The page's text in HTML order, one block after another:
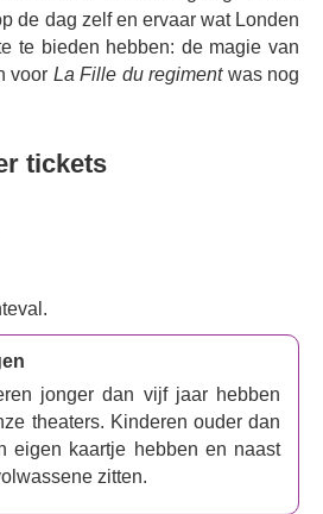
vrienden').
muzikale ervaring niet met een
operaliefhebbers overal ter
en verrassen.
de dag zelf en ervaar wat Londen
te bieden hebben: de magie van
voor La Fille du regimentwas nog
tickets
jonger dan vijf jaar hebben
theaters. Kinderen ouder dan
eigen kaartje hebben en naast
zitten.